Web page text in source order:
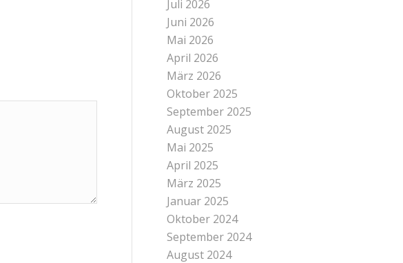
Juli 2026
Juni 2026
Mai 2026
April 2026
März 2026
Oktober 2025
September 2025
August 2025
Mai 2025
April 2025
März 2025
Januar 2025
Oktober 2024
September 2024
August 2024